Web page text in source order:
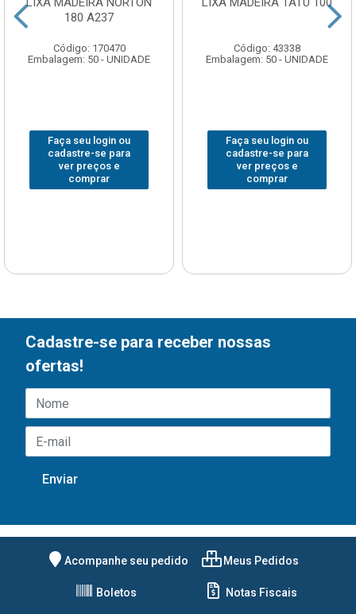
180 A237
Código: 170470
Embalagem: 50 - UNIDADE
Faça seu login ou
cadastre-se para
ver preços e
comprar
Código: 43338
Embalagem: 50 - UNIDADE
Faça seu login ou
cadastre-se para
ver preços e
comprar
Cadastre-se para receber nossas
ofertas!
Acompanhe seu pedido Meus Pedidos
Boletos Notas Fiscais